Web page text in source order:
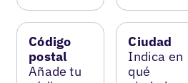
Código
postal
Añade tu
Ciudad
Indica en
qué